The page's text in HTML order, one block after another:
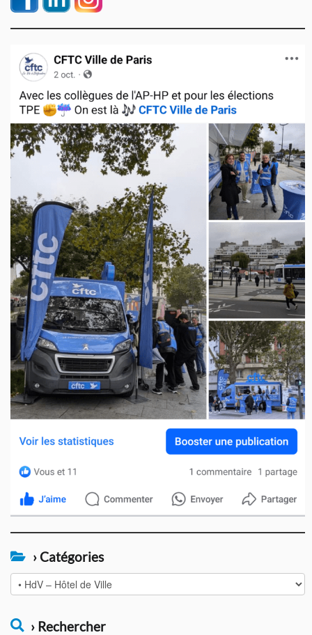
› Catégories
Catégories
› Rechercher